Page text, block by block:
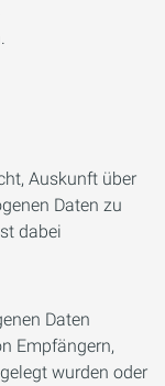
Auskunft über
Daten zu
dabei
Daten
Empfängern,
wurden oder